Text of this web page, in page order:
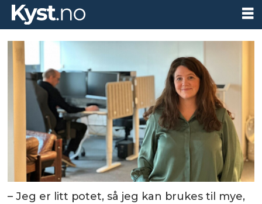
– Jeg er litt potet, så jeg kan brukes til mye,